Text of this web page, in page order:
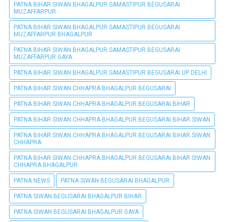
PATNA BIHAR SIWAN BHAGALPUR SAMASTIPUR BEGUSARAI
MUZAFFARPUR
PATNA BIHAR SIWAN BHAGALPUR SAMASTIPUR BEGUSARAI
MUZAFFARPUR BHAGALPUR
PATNA BIHAR SIWAN BHAGALPUR SAMASTIPUR BEGUSARAI
MUZAFFARPUR GAYA
PATNA BIHAR SIWAN BHAGALPUR SAMASTIPUR BEGUSARAI UP DELHI
PATNA BIHAR SIWAN CHHAPRA BHAGALPUR BEGUSARAI
PATNA BIHAR SIWAN CHHAPRA BHAGALPUR BEGUSARAI BIHAR
PATNA BIHAR SIWAN CHHAPRA BHAGALPUR BEGUSARAI BIHAR SIWAN
PATNA BIHAR SIWAN CHHAPRA BHAGALPUR BEGUSARAI BIHAR SIWAN
CHHAPRA
PATNA BIHAR SIWAN CHHAPRA BHAGALPUR BEGUSARAI BIHAR SIWAN
CHHAPRA BHAGALPUR
PATNA NEWS PATNA SIWAN BEGUSARAI BHAGALPUR
PATNA SIWAN BEGUSARAI BHAGALPUR BIHAR
PATNA SIWAN BEGUSARAI BHAGALPUR GAYA